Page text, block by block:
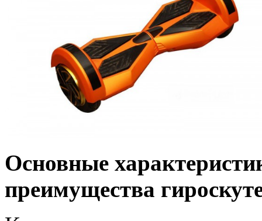
Основные
преимущества